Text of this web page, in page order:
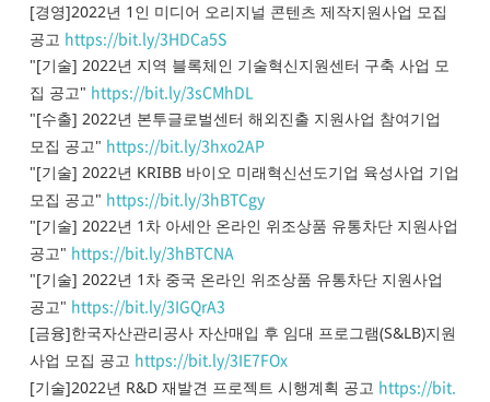
[경영]2022년 1인 미디어 오리지널 콘텐츠 제작지원사업 모집
공고 https://bit.ly/3HDCa5S
"[기술] 2022년 지역 블록체인 기술혁신지원센터 구축 사업 모
집 공고" https://bit.ly/3sCMhDL
"[수출] 2022년 본투글로벌센터 해외진출 지원사업 참여기업
모집 공고" https://bit.ly/3hxo2AP
"[기술] 2022년 KRIBB 바이오 미래혁신선도기업 육성사업 기업
모집 공고" https://bit.ly/3hBTCgy
"[기술] 2022년 1차 아세안 온라인 위조상품 유통차단 지원사업
공고" https://bit.ly/3hBTCNA
"[기술] 2022년 1차 중국 온라인 위조상품 유통차단 지원사업
공고" https://bit.ly/3IGQrA3
[금융]한국자산관리공사 자산매입 후 임대 프로그램(S&LB)지원
사업 모집 공고 https://bit.ly/3IE7FOx
[기술]2022년 R&D 재발견 프로젝트 시행계획 공고 https://bit.